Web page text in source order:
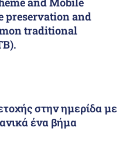
preservation and
traditional
στην ημερίδα με
ένα βήμα